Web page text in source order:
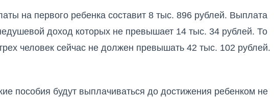
на первого ребенка составит 8 тыс. 896 рублей. Выплата
доход которых не превышает 14 тыс. 34 рублей. То
человек сейчас не должен превышать 42 тыс. 102 рублей.
пособия будут выплачиваться до достижения ребенком не